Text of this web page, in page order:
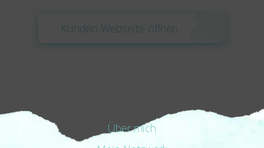
Kunden-Webseite öffnen
Über mich